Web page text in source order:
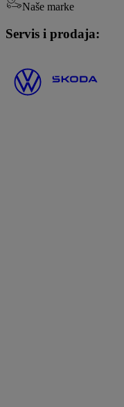
Naše marke
Servis i prodaja: